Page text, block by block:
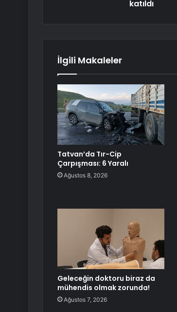
katıldı
İlgili Makaleler
Tatvan’da Tır-Cip
Çarpışması: 6 Yaralı
Ağustos 8, 2026
Geleceğin doktoru biraz da
mühendis olmak zorunda!
Ağustos 7, 2026